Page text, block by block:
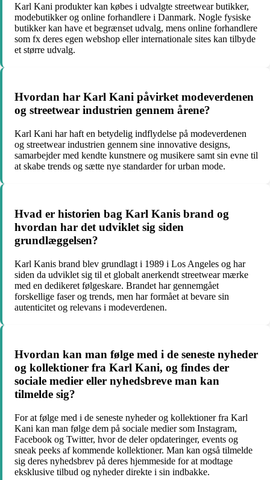
Karl Kani produkter kan købes i udvalgte streetwear butikker,
modebutikker og online forhandlere i Danmark. Nogle fysiske
butikker kan have et begrænset udvalg, mens online forhandlere
som fx deres egen webshop eller internationale sites kan tilbyde
et større udvalg.
Hvordan har Karl Kani påvirket modeverdenen
og streetwear industrien gennem årene?
Karl Kani har haft en betydelig indflydelse på modeverdenen
og streetwear industrien gennem sine innovative designs,
samarbejder med kendte kunstnere og musikere samt sin evne til
at skabe trends og sætte nye standarder for urban mode.
Hvad er historien bag Karl Kanis brand og
hvordan har det udviklet sig siden
grundlæggelsen?
Karl Kanis brand blev grundlagt i 1989 i Los Angeles og har
siden da udviklet sig til et globalt anerkendt streetwear mærke
med en dedikeret følgeskare. Brandet har gennemgået
forskellige faser og trends, men har formået at bevare sin
autenticitet og relevans i modeverdenen.
Hvordan kan man følge med i de seneste nyheder
og kollektioner fra Karl Kani, og findes der
sociale medier eller nyhedsbreve man kan
tilmelde sig?
For at følge med i de seneste nyheder og kollektioner fra Karl
Kani kan man følge dem på sociale medier som Instagram,
Facebook og Twitter, hvor de deler opdateringer, events og
sneak peeks af kommende kollektioner. Man kan også tilmelde
sig deres nyhedsbrev på deres hjemmeside for at modtage
eksklusive tilbud og nyheder direkte i sin indbakke.